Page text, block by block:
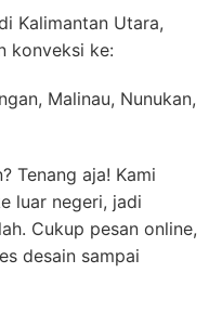
Kalimantan Utara,
konveksi ke:
Malinau, Nunukan,
Tenang aja! Kami
luar negeri, jadi
Cukup pesan online,
desain sampai